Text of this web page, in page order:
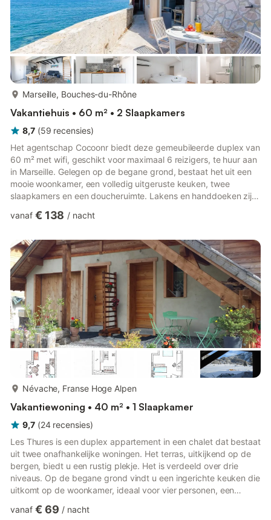
Marseille, Bouches-du-Rhône
Vakantiehuis • 60 m² • 2 Slaapkamers
8,7 (59 recensies)
Het agentschap Cocoonr biedt deze gemeubileerde duplex van
60 m² met wifi, geschikt voor maximaal 6 reizigers, te huur aan
in Marseille. Gelegen op de begane grond, bestaat het uit een
mooie woonkamer, een volledig uitgeruste keuken, twee
slaapkamers en een doucheruimte. Lakens en handdoeken zijn
appartement is als volgt: - Bij binnenkomst in het appartement
koffiezetapparaat, waterkoker, kookplaat...) die uitkomt op de
woon-eetkamer. - Op hetzelfde niveau een slaapkamer met een
tweepersoon...
vanaf € 138 / nacht
Névache, Franse Hoge Alpen
Vakantiewoning • 40 m² • 1 Slaapkamer
9,7 (24 recensies)
Les Thures is een duplex appartement in een chalet dat bestaat
uit twee onafhankelijke woningen. Het terras, uitkijkend op de
bergen, biedt u een rustig plekje. Het is verdeeld over drie
niveaus. Op de begane grond vindt u een ingerichte keuken die
uitkomt op de woonkamer, ideaal voor vier personen, een
bevinden zich een slaapkamer met een tweepersoonsbed van
vanaf € 69 / nacht